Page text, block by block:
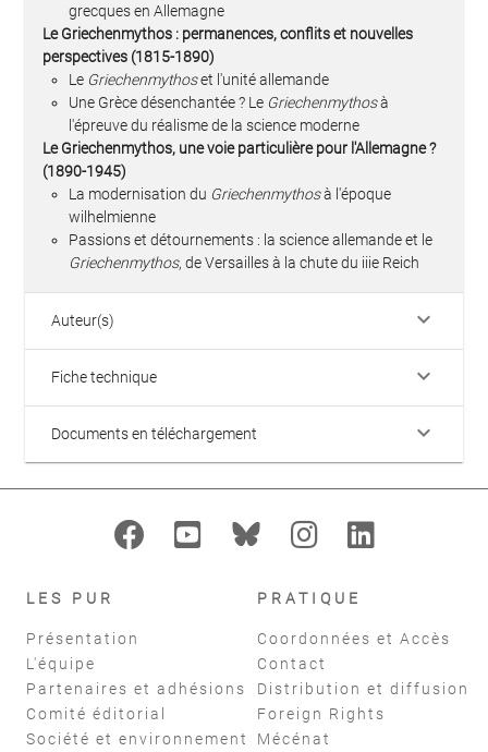
grecques en Allemagne
Le Griechenmythos : permanences, conflits et nouvelles
perspectives (1815-1890)
Le Griechenmythoset l'unité allemande
Une Grèce désenchantée ? Le Griechenmythosà
l'épreuve du réalisme de la science moderne
Le Griechenmythos, une voie particulière pour l'Allemagne ?
(1890-1945)
La modernisation du Griechenmythosà l'époque
wilhelmienne
Passions et détournements : la science allemande et le
Griechenmythos, de Versailles à la chute du iiie Reich
Auteur(s) keyboard_arrow_down
Fiche technique keyboard_arrow_down
Documents en téléchargement keyboard_arrow_down
LES PUR
Présentation
L'équipe
Partenaires et adhésions
Comité éditorial
Société et environnement
PRATIQUE
Coordonnées et Accès
Contact
Distribution et diffusion
Foreign Rights
Mécénat